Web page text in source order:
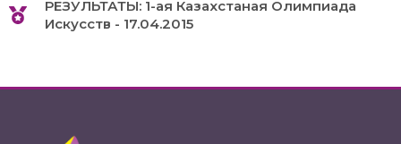
РЕЗУЛЬТАТЫ: 1-ая Казахстаная Олимпиада
Искусств - 17.04.2015